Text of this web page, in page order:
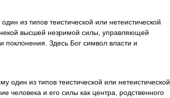
из типов теистической или нетеистической
высшей незримой силы, управляющей
Здесь Бог символ власти и
один из типов теистической или нетеистической
человека и его силы как центра, родственного